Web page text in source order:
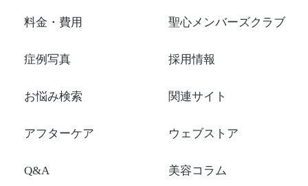
料金・費用
症例写真
お悩み検索
アフターケア
Q&A
聖心メンバーズクラブ
採用情報
関連サイト
ウェブストア
美容コラム